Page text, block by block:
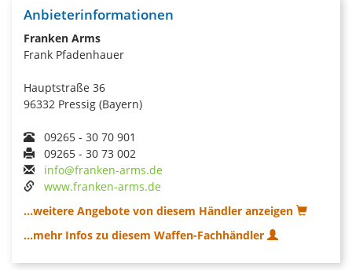
Anbieterinformationen
Franken Arms
Frank Pfadenhauer
Hauptstraße 36
96332 Pressig (Bayern)
09265 - 30 70 901
09265 - 30 73 002
info@franken-arms.de
www.franken-arms.de
...weitere Angebote von diesem Händler anzeigen
...mehr Infos zu diesem Waffen-Fachhändler